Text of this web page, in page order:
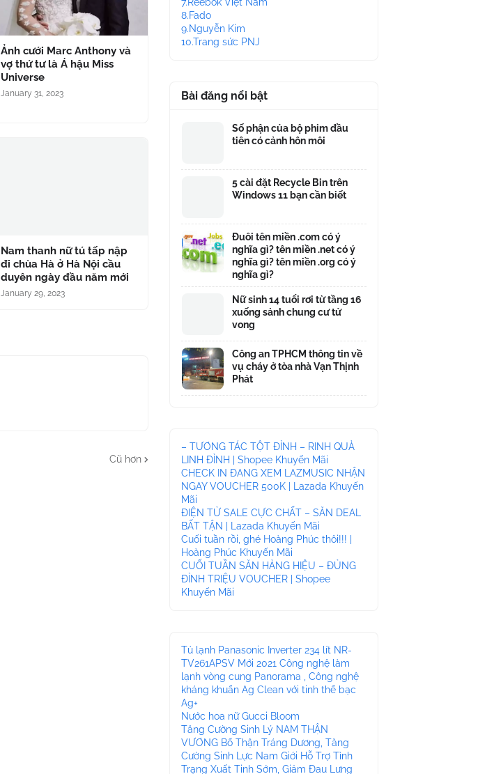
Ảnh cưới Marc Anthony và
vợ thứ tư là Á hậu Miss
Universe
January 31, 2023
Nam thanh nữ tú tấp nập
đi chùa Hà ở Hà Nội cầu
duyên ngày đầu năm mới
January 29, 2023
Cũ hơn
8.Fado
9.Nguyễn Kim
10.Trang sức PNJ
Bài đăng nổi bật
Số phận của bộ phim đầu
tiên có cảnh hôn môi
5 cài đặt Recycle Bin trên
Windows 11 bạn cần biết
Đuôi tên miền .com có ý
nghĩa gì? tên miền .net có ý
nghĩa gì? tên miền .org có ý
nghĩa gì?
Nữ sinh 14 tuổi rơi từ tầng 16
xuống sảnh chung cư tử
vong
Công an TPHCM thông tin về
vụ cháy ở tòa nhà Vạn Thịnh
Phát
– TƯƠNG TÁC TỘT ĐỈNH – RINH QUÀ
LINH ĐÌNH | Shopee Khuyến Mãi
CHECK IN ĐANG XEM LAZMUSIC NHẬN
NGAY VOUCHER 500K | Lazada Khuyến
Mãi
ĐIỆN TỬ SALE CỰC CHẤT – SĂN DEAL
BẤT TẬN | Lazada Khuyến Mãi
Cuối tuần rồi, ghé Hoàng Phúc thôi!!! |
Hoàng Phúc Khuyến Mãi
CUỐI TUẦN SĂN HÀNG HIỆU – ĐỦNG
ĐỈNH TRIỆU VOUCHER | Shopee
Khuyến Mãi
Tủ lạnh Panasonic Inverter 234 lít NR-
TV261APSV Mới 2021 Công nghệ làm
lạnh vòng cung Panorama , Công nghệ
kháng khuẩn Ag Clean với tinh thể bạc
Ag+
Nước hoa nữ Gucci Bloom
Tăng Cường Sinh Lý NAM THẬN
VƯƠNG Bổ Thận Tráng Dương, Tăng
Cường Sinh Lực Nam Giới Hỗ Trợ Tình
Trạng Xuất Tinh Sớm, Giảm Đau Lưng